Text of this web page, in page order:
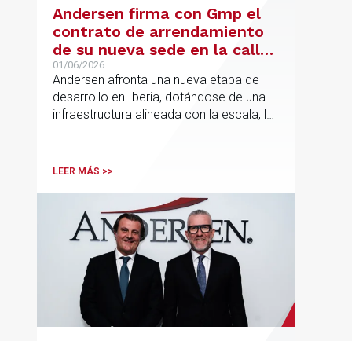
Andersen firma con Gmp el
contrato de arrendamiento
de su nueva sede en la calle
Hermosilla
01/06/2026
Andersen afronta una nueva etapa de
desarrollo en Iberia, dotándose de una
infraestructura alineada con la escala, la
LEER MÁS >>